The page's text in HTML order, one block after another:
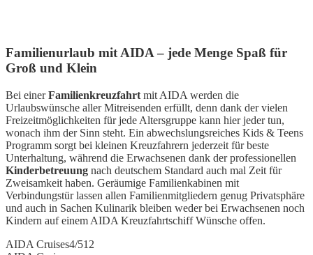
Familienurlaub mit AIDA – jede Menge Spaß für
Groß und Klein
Bei einerFamilienkreuzfahrt mit AIDA werden die
Urlaubswünsche aller Mitreisenden erfüllt, denn dank der vielen
Freizeitmöglichkeiten für jede Altersgruppe kann hier jeder tun,
wonach ihm der Sinn steht. Ein abwechslungsreiches Kids & Teens
Programm sorgt bei kleinen Kreuzfahrern jederzeit für beste
Unterhaltung, während die Erwachsenen dank der professionellen
Kinderbetreuung nach deutschem Standard auch mal Zeit für
Zweisamkeit haben. Geräumige Familienkabinen mit
Verbindungstür lassen allen Familienmitgliedern genug Privatsphäre
und auch in Sachen Kulinarik bleiben weder bei Erwachsenen noch
Kindern auf einem AIDA Kreuzfahrtschiff Wünsche offen.
AIDA Cruises4/512